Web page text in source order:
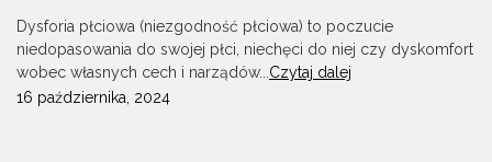
Dysforia płciowa (niezgodność płciowa) to poczucie
niedopasowania do swojej płci, niechęci do niej czy dyskomfort
wobec własnych cech i narządów... Czytaj dalej
16 października, 2024